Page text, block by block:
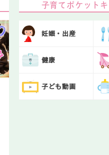
子育てポケット
妊娠・出産
健康
子ども動画